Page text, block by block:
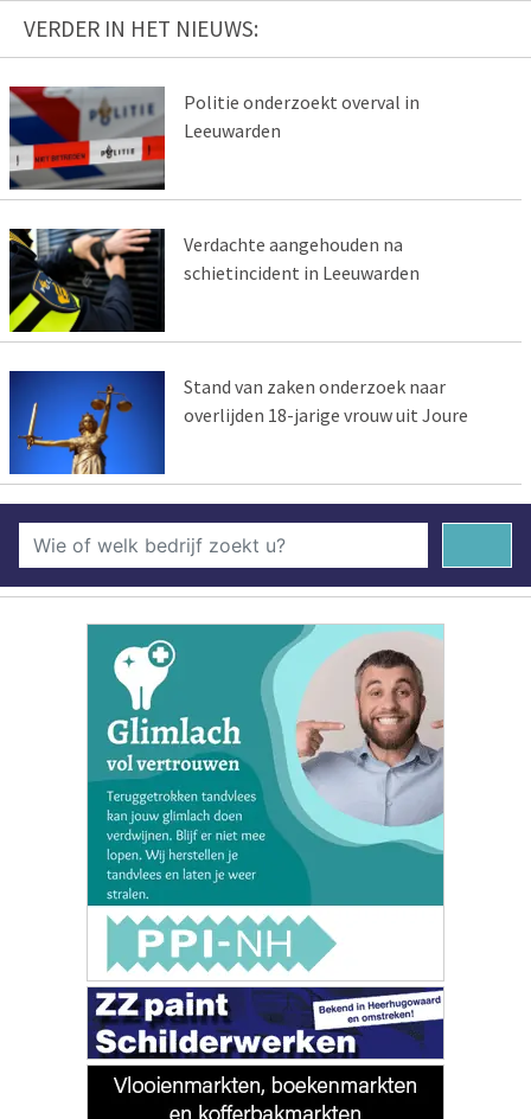
VERDER IN HET NIEUWS:
Politie onderzoekt overval in
Leeuwarden
Verdachte aangehouden na
schietincident in Leeuwarden
Stand van zaken onderzoek naar
overlijden 18-jarige vrouw uit Joure